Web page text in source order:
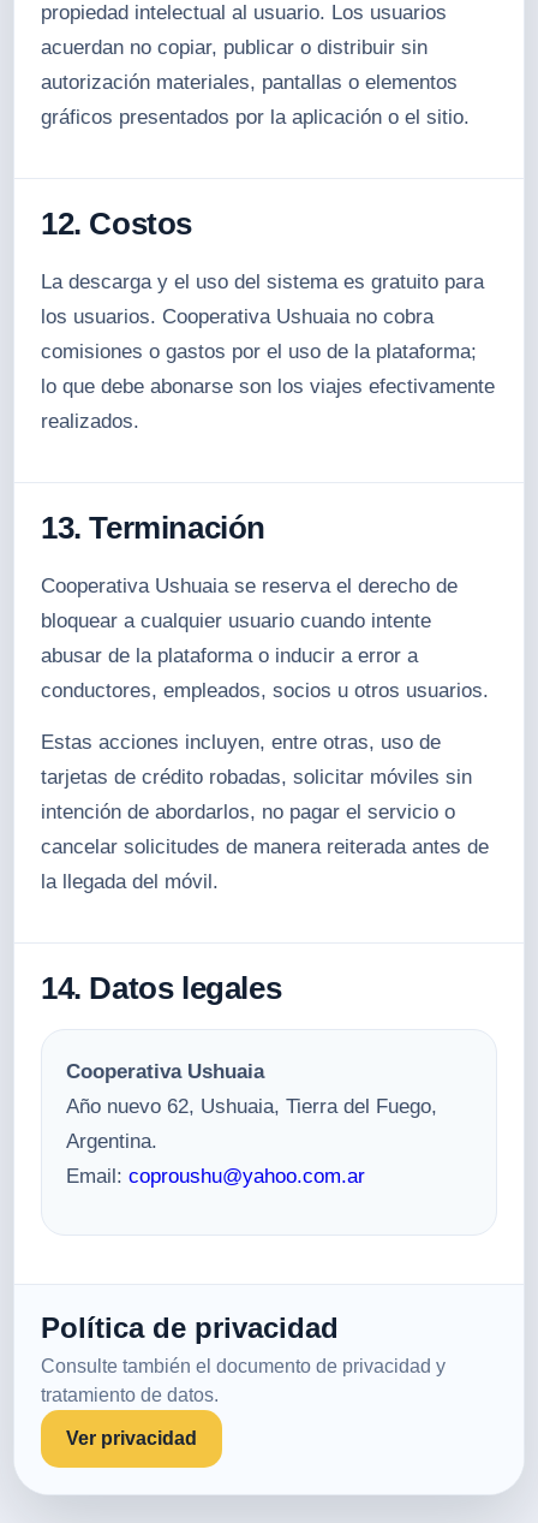
propiedad intelectual al usuario. Los usuarios
acuerdan no copiar, publicar o distribuir sin
autorización materiales, pantallas o elementos
gráficos presentados por la aplicación o el sitio.
12. Costos
La descarga y el uso del sistema es gratuito para
los usuarios. Cooperativa Ushuaia no cobra
comisiones o gastos por el uso de la plataforma;
lo que debe abonarse son los viajes efectivamente
realizados.
13. Terminación
Cooperativa Ushuaia se reserva el derecho de
bloquear a cualquier usuario cuando intente
abusar de la plataforma o inducir a error a
conductores, empleados, socios u otros usuarios.
Estas acciones incluyen, entre otras, uso de
tarjetas de crédito robadas, solicitar móviles sin
intención de abordarlos, no pagar el servicio o
cancelar solicitudes de manera reiterada antes de
la llegada del móvil.
14. Datos legales
Cooperativa Ushuaia
Año nuevo 62, Ushuaia, Tierra del Fuego,
Argentina.
Email: coproushu@yahoo.com.ar
Política de privacidad
Consulte también el documento de privacidad y
tratamiento de datos.
Ver privacidad